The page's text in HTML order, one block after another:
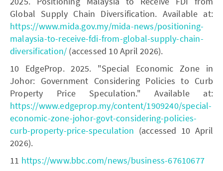
Global Supply Chain Diversification. Available at:
https://www.mida.gov.my/mida-news/positioning-
malaysia-to-receive-fdi-from-global-supply-chain-
diversification/ (accessed 10 April 2026).
10 EdgeProp. 2025. "Special Economic Zone in
Johor: Government Considering Policies to Curb
Property Price Speculation." Available at:
https://www.edgeprop.my/content/1909240/special-
economic-zone-johor-govt-considering-policies-
curb-property-price-speculation (accessed 10 April
2026).
11 https://www.bbc.com/news/business-67610677